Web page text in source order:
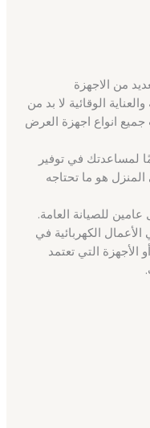
من الاجهزة
الوقائية لا بد من
لمساعدتك في توفير
المنزل هو ما تحتاجه
للصيانة العامة.
الكهربائية في
الأجهزة التي تعتمد